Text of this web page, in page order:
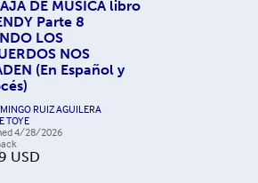
DE MUSICA libro
Parte 8
LOS
NOS
(En Español y
RUIZ AGUILERA
TOYE
4/28/2026
USD